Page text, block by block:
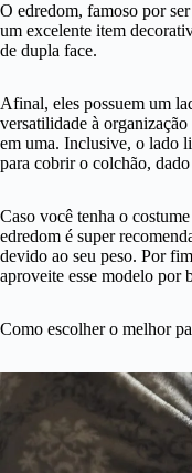
O edredom, famoso por
um excelente item
de dupla face.
Afinal, eles possuem um
versatilidade à
em uma. Inclusive, o lado
para cobrir o colchão,
Caso você tenha o
edredom é super
devido ao seu peso. Por
aproveite esse modelo por
Como escolher o melhor